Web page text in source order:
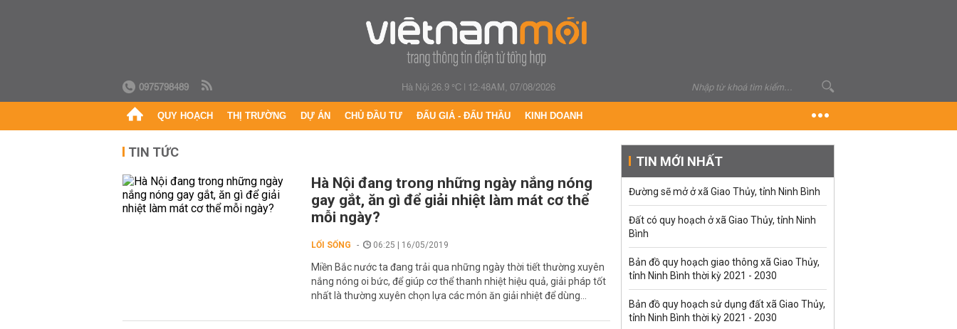
0975798489 Hà Nội 26.9 °C| 12:48AM, 07/08/2026
QUY HOẠCH THỊ TRƯỜNG DỰ ÁN CHỦ ĐẦU TƯ ĐẤU GIÁ - ĐẤU THẦU KINH DOANH
TIN TỨC
Hà Nội đang trong những ngày nắng nóng
gay gắt, ăn gì để giải nhiệt làm mát cơ thể
mỗi ngày?
LỐI SỐNG 06:25 | 16/05/2019
Miền Bắc nước ta đang trải qua những ngày thời tiết thường xuyên
nắng nóng oi bức, để giúp cơ thể thanh nhiệt hiệu quả, giải pháp tốt
nhất là thường xuyên chọn lựa các món ăn giải nhiệt để dùng...
TIN MỚI NHẤT
Đường sẽ mở ở xã Giao Thủy, tỉnh Ninh Bình
Đất có quy hoạch ở xã Giao Thủy, tỉnh Ninh
Bình
Bản đồ quy hoạch giao thông xã Giao Thủy,
tỉnh Ninh Bình thời kỳ 2021 - 2030
Bản đồ quy hoạch sử dụng đất xã Giao Thủy,
tỉnh Ninh Bình thời kỳ 2021 - 2030